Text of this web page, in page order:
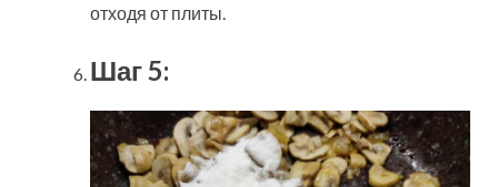
отходя от плиты.
Шаг 5: